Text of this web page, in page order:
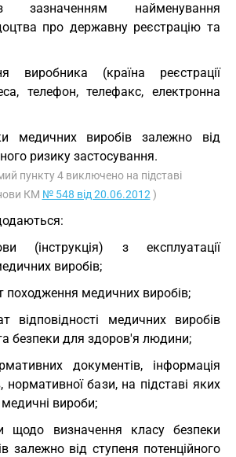
зазначенням найменування
про державну реєстрацію та
виробника (країна реєстрації
телефон, телефакс, електронна
медичних виробів залежно від
ризику застосування.
пункту 4 виключено на підставі
КМ № 548 від 20.06.2012 )
(інструкція) з експлуатації
виробів;
походження медичних виробів;
відповідності медичних виробів
безпеки для здоров'я людини;
документів, інформація
нормативної бази, на підставі яких
вироби;
щодо визначення класу безпеки
залежно від ступеня потенційного